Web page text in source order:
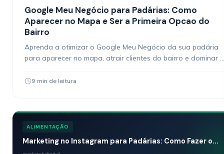
Google Meu Negócio para Padárias: Como
Aparecer no Mapa e Ser a Primeira Opcao do
Bairro
Aprenda a otimizar o Google Meu Negócio da sua padária
para aparecer no mapa, atrair clientes do bairro e dominar
9 min de leitura
ALIMENTAÇÃO
Marketing no Instagram para Padárias: Como Fazer o...